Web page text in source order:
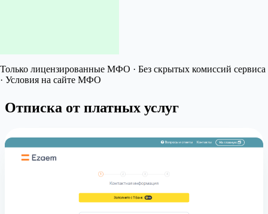
Только лицензированные МФО · Без скрытых комиссий сервиса
· Условия на сайте МФО
Отписка от платных услуг